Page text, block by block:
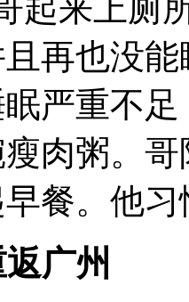
起来上厕
再也没
严重不
肉粥。
餐。他
广州